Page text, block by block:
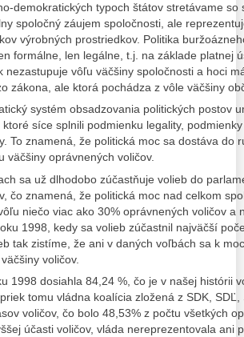
demokratických typoch štátov stretávame so
spoločný záujem spoločnosti, ale
výrobných prostriedkov. Politika
formálne, len legálne, t.j. na základe platnej
nezastupuje vôľu väčšiny spoločnosti a hoci
zákona, ale ktorá pochádza z vôle väčšiny
systém obsadzovania politických postov
síce splnili podmienku legality,
To znamená, že politická moc sa dostáva do
väčšiny oprávnených voličov.
sa už dlhodobo zúčastňuje volieb do
čo znamená, že politická moc nad celkom
niečo viac ako 30% oprávnených voličov a
1998, kedy sa volieb zúčastnil najväčší
tak zistíme, že ani v daných voľbách sa k
voličov.
1998 dosiahla 84,24 %, čo je v našej histórii
tomu vládna koalícia zložená z SDK,
voličov, čo bolo 48,53% z počtu všetkých
účasti voličov, vláda nereprezentovala ani